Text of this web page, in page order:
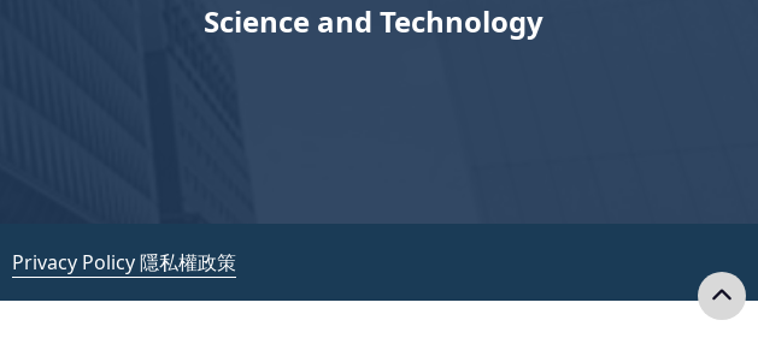
Science and Technology
Privacy Policy 隱私權政策